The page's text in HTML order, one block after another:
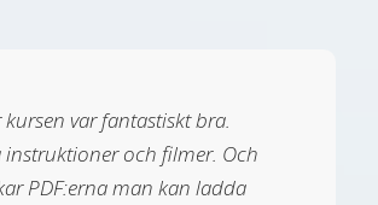
kursen var fantastiskt bra.
instruktioner och filmer. Och
PDF:erna man kan ladda